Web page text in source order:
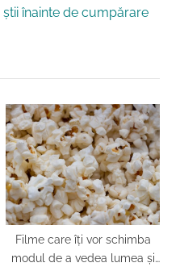
înainte de cumpărare
Filme care îți vor schimba
modul de a vedea lumea și